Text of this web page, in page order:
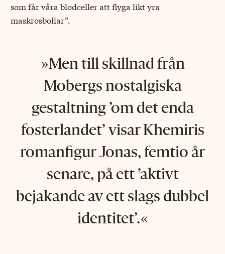
som får våra blodceller att flyga likt yra
maskrosbollar”.
Men till skillnad från
Mobergs nostalgiska
gestaltning ’om det enda
fosterlandet’ visar Khemiris
romanfigur Jonas, femtio år
senare, på ett ’aktivt
bejakande av ett slags dubbel
identitet’.